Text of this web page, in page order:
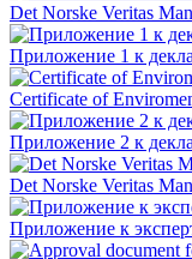
Det Norske Veritas
Приложение 1 к
Certificate of
Приложение 2 к
Det Norske Veritas
Приложение к